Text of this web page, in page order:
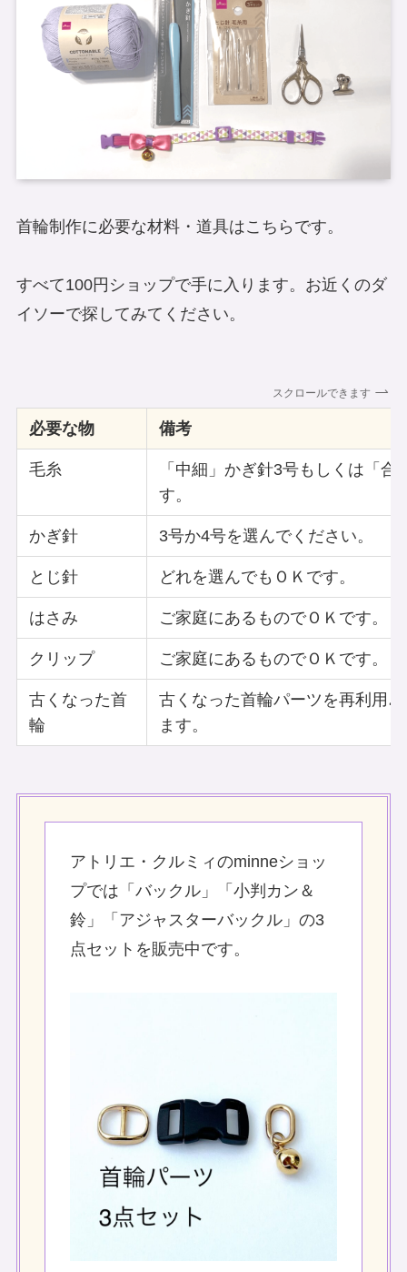
首輪制作に必要な材料・道具はこちらです。
すべて100円ショップで手に入ります。お近くのダ
イソーで探してみてください。
スクロールできます
必要な物 備考
毛糸
「中細」かぎ針3号もしくは「
す。
かぎ針 3号か4号を選んでください。
とじ針 どれを選んでもＯＫです。
はさみ ご家庭にあるものでＯＫです。
クリップ ご家庭にあるものでＯＫです。
古くなった首
輪
古くなった首輪パーツを再利用♪
ます。
アトリエ・クルミィのminneショッ
プでは「バックル」「小判カン＆
鈴」「アジャスターバックル」の3
点セットを販売中です。